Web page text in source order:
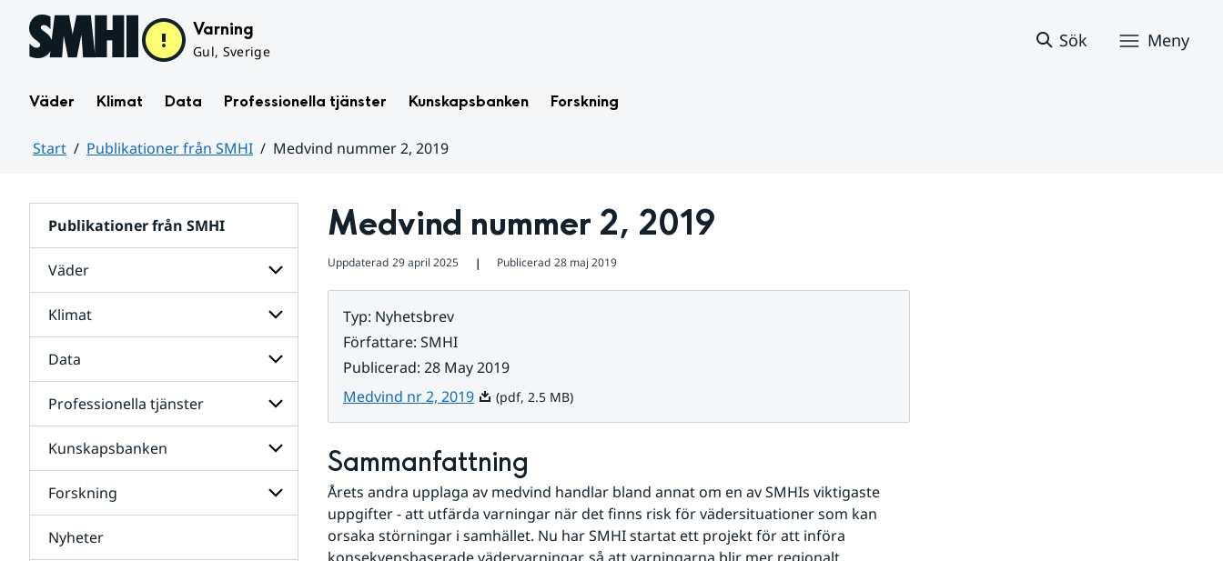
Hoppa till sidans innehåll Varning
Gul, Sverige
Sök Meny
Väder Klimat Data Professionella tjänster Kunskapsbanken Forskning
Start Publikationer från SMHI
Medvind nummer 2, 2019
Publikationer från SMHI
Väder
Undersidor
för
Väder
Klimat
Undersidor
för
Klimat
Data
Undersidor
för
Data
Professionella tjänster
Undersidor
för
Professionella
tjänster
Kunskapsbanken
Undersidor
för
Kunskapsbanken
Forskning
Undersidor
Nyheter
Medvind nummer 2, 2019
Uppdaterad 29 april 2025 ❘ Publicerad 28 maj 2019
Typ: Nyhetsbrev
Författare: SMHI
Publicerad: 28 May 2019
Medvind nr 2, 2019Pdf, 2.5 MB.
(pdf, 2.5 MB)
Sammanfattning
Årets andra upplaga av medvind handlar bland annat om en av SMHIs viktigaste
uppgifter - att utfärda varningar när det finns risk för vädersituationer som kan
orsaka störningar i samhället. Nu har SMHI startat ett projekt för att införa